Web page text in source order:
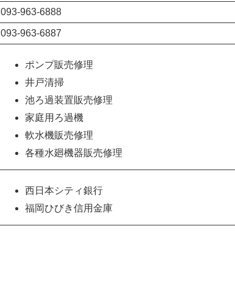
093-963-6888
093-963-6887
ポンプ販売修理
井戸清掃
池ろ過装置販売修理
家庭用ろ過機
軟水機販売修理
各種水廻機器販売修理
西日本シティ銀行
福岡ひびき信用金庫